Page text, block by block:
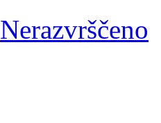
Nerazvrščeno